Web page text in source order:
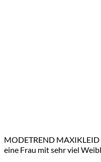
MODETREND MAXIKLEID
eine Frau mit sehr viel